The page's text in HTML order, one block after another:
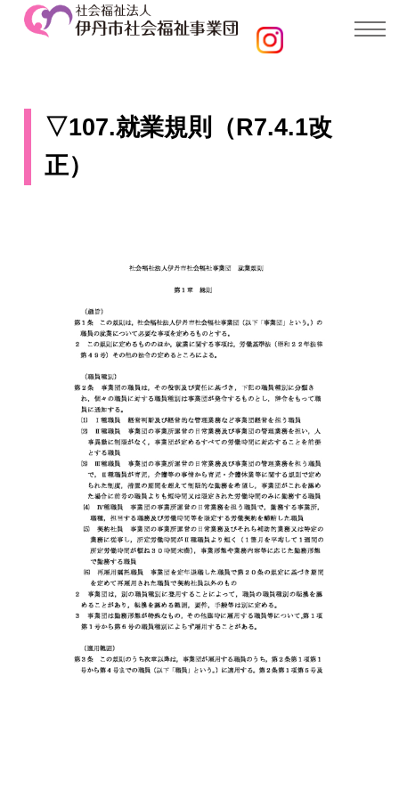
▽107.就業規則（R7.4.1改
正）